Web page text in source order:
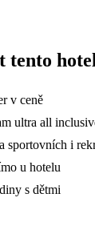
32 689 29
tento hotel
v ceně
ultra all
sportovních i
u hotelu
s dětmi